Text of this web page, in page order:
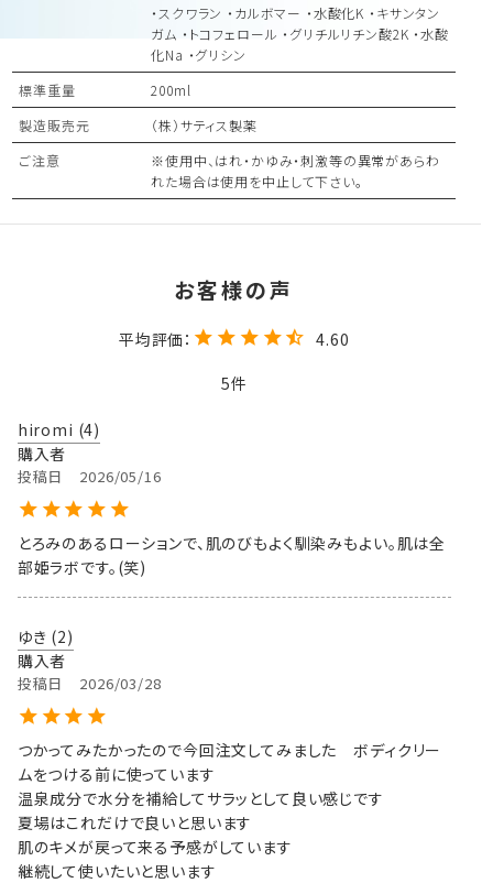
・スクワラン ・カルボマー ・水酸化K ・キサンタン
ガム ・トコフェロール ・グリチルリチン酸2K ・水酸
化Na ・グリシン
標準重量
200ml
製造販売元
（株）サティス製薬
ご注意
※使用中、はれ・かゆみ・刺激等の異常があらわ
れた場合は使用を中止して下さい。
4.60
5
hiromi 4
購入者
投稿日 2026/05/16
とろみのあるローションで、肌のびもよく馴染みもよい。肌は全
部姫ラボです。(笑)
ゆき 2
購入者
投稿日 2026/03/28
つかってみたかったので今回注文してみました　ボディクリー
ムをつける前に使っています
温泉成分で水分を補給してサラッとして良い感じです
夏場はこれだけで良いと思います
肌のキメが戻って来る予感がしています
継続して使いたいと思います